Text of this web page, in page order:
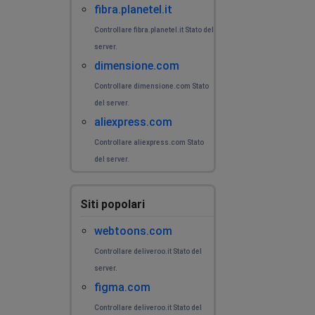
ricevere il rimborso
Zemone
Pisa, Italy • 1 anni ago
Giuseppina
Padova, Italy • 1 anni ago
Alessia
NON VA PORCA MADONNA
Francesco
Piano di Conca, Italy
fibra.planetel.it
Controllare fibra.planetel.it Stato del
server.
dimensione.com
Controllare dimensione.com Stato
del server.
aliexpress.com
Controllare aliexpress.com Stato
del server.
Siti popolari
webtoons.com
Controllare deliveroo.it Stato del
server.
figma.com
Controllare deliveroo.it Stato del